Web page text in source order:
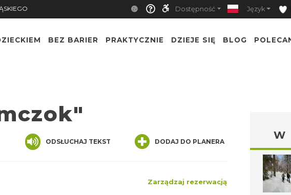
Dostępność Język
BEZ BARIER PRAKTYCZNIE DZIEJE SIĘ BLOG
ODSŁUCHAJ TEKST DODAJ DO PLANERA
Zarządzaj rezerwacją
W